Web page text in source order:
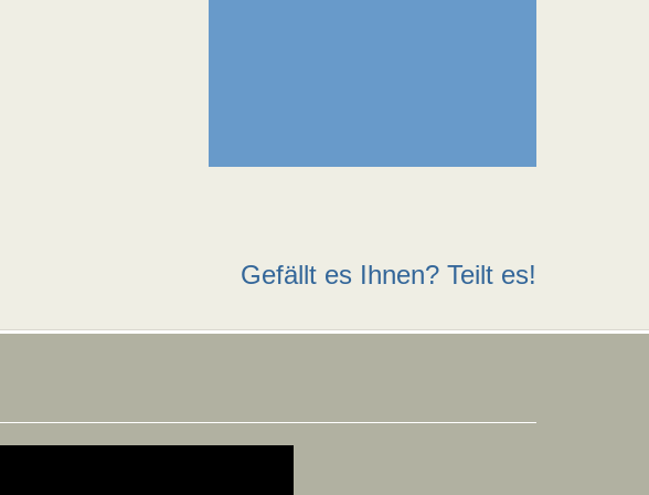
Gefällt es Ihnen? Teilt es!